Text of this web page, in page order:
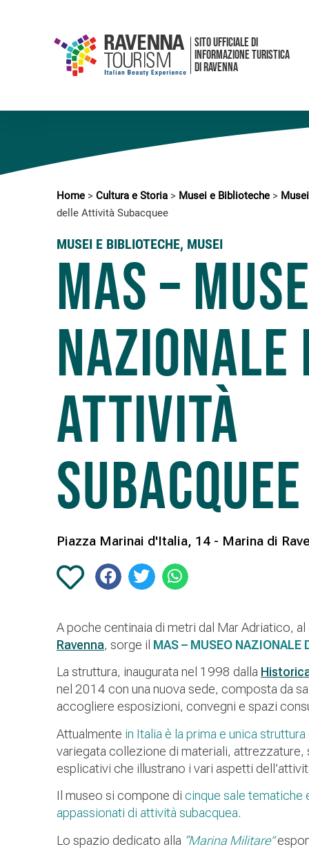
SITO UFFICIALE DI
INFORMAZIONE TURISTICA
DI RAVENNA
Home > Cultura e Storia > Musei e Biblioteche > Musei
delle Attività Subacquee
MUSEI E BIBLIOTECHE, MUSEI
MAS –
Attività
Subacquee
Piazza Marinai d'Italia, 14 - Marina di
A poche centinaia di metri dal Mar Adriatico,
Ravenna, sorge il MAS – MUSEO NAZIONALE
La struttura, inaugurata nel 1998 dalla
nel 2014 con una nuova sede, composta da
accogliere esposizioni, convegni e spazi
Attualmente in Italia è la prima e unica
variegata collezione di materiali,
esplicativi che illustrano i vari aspetti
Il museo si compone di cinque sale tematiche
appassionati di attività subacquea.
Lo spazio dedicato alla “Marina Militare”